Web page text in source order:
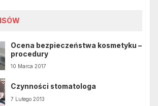
Ocena bezpieczeństwa kosmetyku –
procedury
10 Marca 2017
Czynności stomatologa
7 Lutego 2013